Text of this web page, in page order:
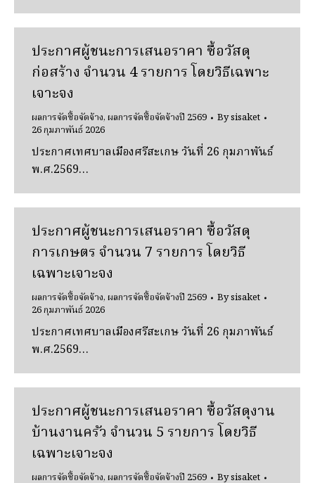
ประกาศผู้ชนะการเสนอราคา ซื้อวัสดุ
ก่อสร้าง จํานวน 4 รายการ โดยวิธีเฉพาะ
เจาะจง
ผลการจัดซื้อจัดจ้าง,ผลการจัดซื้อจัดจ้างปี 2569 Bysisaket
26 กุมภาพันธ์ 2026
ประกาศเทศบาลเมืองศรีสะเกษ วันที่ 26 กุมภาพันธ์
พ.ศ.2569…
ประกาศผู้ชนะการเสนอราคา ซื้อวัสดุ
การเกษตร จํานวน 7 รายการ โดยวิธี
เฉพาะเจาะจง
ผลการจัดซื้อจัดจ้าง,ผลการจัดซื้อจัดจ้างปี 2569 Bysisaket
26 กุมภาพันธ์ 2026
ประกาศเทศบาลเมืองศรีสะเกษ วันที่ 26 กุมภาพันธ์
พ.ศ.2569…
ประกาศผู้ชนะการเสนอราคา ซื้อวัสดุงาน
บ้านงานครัว จํานวน 5 รายการ โดยวิธี
เฉพาะเจาะจง
ผลการจัดซื้อจัดจ้าง,ผลการจัดซื้อจัดจ้างปี 2569 Bysisaket